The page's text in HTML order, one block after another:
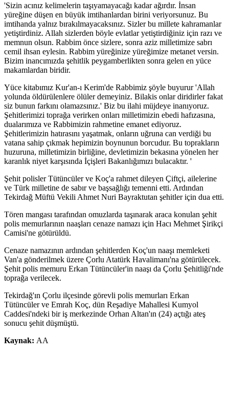
'Sizin acınız kelimelerin taşıyamayacağı kadar ağırdır. İnsan
yüreğine düşen en büyük imtihanlardan birini veriyorsunuz. Bu
imtihanda yalnız bırakılmayacaksınız. Sizler bu millete kahramanlar
yetiştirdiniz. Allah sizlerden böyle evlatlar yetiştirdiğiniz için razı ve
memnun olsun. Rabbim önce sizlere, sonra aziz milletimize sabrı
cemil ihsan eylesin. Rabbim yüreğinize yüreğimize metanet versin.
Bizim inancımızda şehitlik peygamberlikten sonra gelen en yüce
makamlardan biridir.
Yüce kitabımız Kur'an-ı Kerim'de Rabbimiz şöyle buyurur 'Allah
yolunda öldürülenlere ölüler demeyiniz. Bilakis onlar diridirler fakat
siz bunun farkını olamazsınız.' Biz bu ilahi müjdeye inanıyoruz.
Şehitlerimizi toprağa verirken onları milletimizin ebedi hafızasına,
dualarımıza ve Rabbimizin rahmetine emanet ediyoruz.
Şehitlerimizin hatırasını yaşatmak, onların uğruna can verdiği bu
vatana sahip çıkmak hepimizin boynunun borcudur. Bu toprakların
huzuruna, milletimizin birliğine, devletimizin bekasına yönelen her
karanlık niyet karşısında İçişleri Bakanlığımızı bulacaktır. '
Şehit polisler Tütüncüler ve Koç'a rahmet dileyen Çiftçi, ailelerine
ve Türk milletine de sabır ve başsağlığı temenni etti. Ardından
Tekirdağ Müftü Vekili Ahmet Nuri Bayraktutan şehitler için dua etti.
Tören mangası tarafından omuzlarda taşınarak araca konulan şehit
polis memurlarının naaşları cenaze namazı için Hacı Mehmet Şirikçi
Camisi'ne götürüldü.
Cenaze namazının ardından şehitlerden Koç'un naaşı memleketi
Van'a gönderilmek üzere Çorlu Atatürk Havalimanı'na götürülecek.
Şehit polis memuru Erkan Tütüncüler'in naaşı da Çorlu Şehitliği'nde
toprağa verilecek.
Tekirdağ'ın Çorlu ilçesinde görevli polis memurları Erkan
Tütüncüler ve Emrah Koç, dün Reşadiye Mahallesi Kumyol
Caddesi'ndeki bir iş merkezinde Orhan Altan'ın (24) açtığı ateş
sonucu şehit düşmüştü.
Kaynak: AA